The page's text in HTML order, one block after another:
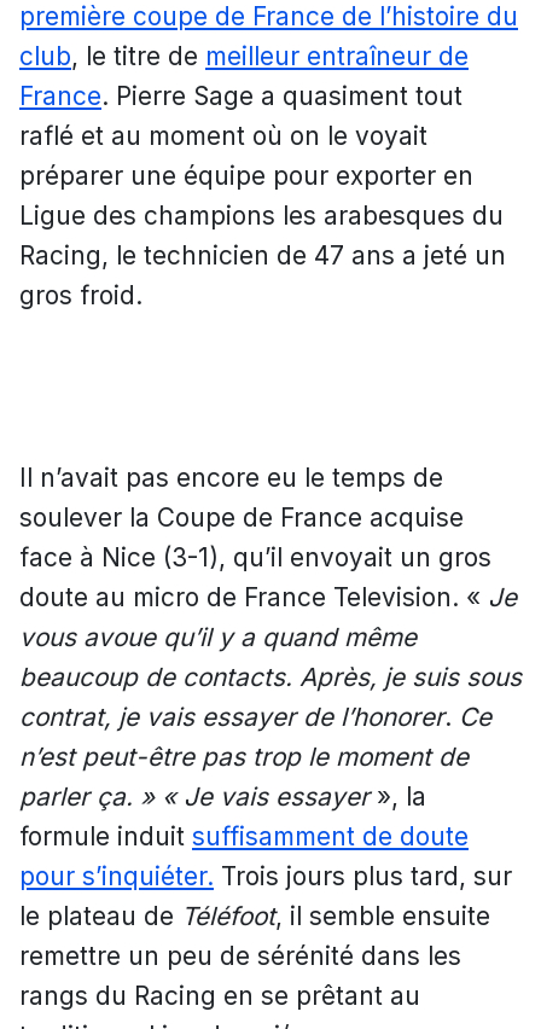
première coupe de France de l’histoire du
club, le titre de meilleur entraîneur de
France. Pierre Sage a quasiment tout
raflé et au moment où on le voyait
préparer une équipe pour exporter en
Ligue des champions les arabesques du
Racing, le technicien de 47 ans a jeté un
gros froid.
Il n’avait pas encore eu le temps de
soulever la Coupe de France acquise
face à Nice (3-1), qu’il envoyait un gros
doute au micro de France Television. « Je
vous avoue qu’il y a quand même
beaucoup de contacts. Après, je suis sous
contrat, je vais essayer de l’honorer. Ce
n’est peut-être pas trop le moment de
parler ça. » « Je vais essayer », la
formule induit suffisamment de doute
pour s’inquiéter. Trois jours plus tard, sur
le plateau de Téléfoot, il semble ensuite
remettre un peu de sérénité dans les
rangs du Racing en se prêtant au